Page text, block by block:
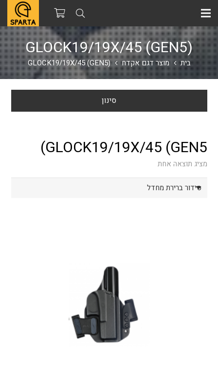
GLOCK19/19X/45 (GEN5)
בית מוצר דגם אקדח GLOCK19/19X/45 (GEN5)
GLOCK19/19X/45 (GEN5)
מציג תוצאה אחת
סינון